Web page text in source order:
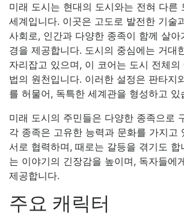
미래 도시는 현대의 도시와는 전혀 다른
세계입니다. 이곳은 고도로 발전한 기술
사회로, 인간과 다양한 종족이 함께 살
경을 제공합니다. 도시의 중심에는 거대
자리잡고 있으며, 이 코어는 도시 전체
법의 원천입니다. 이러한 설정은 판타지
를 허물어, 독특한 세계관을 형성하고 있
미래 도시의 주민들은 다양한 종족으로
각 종족은 고유한 능력과 문화를 가지고
서로 협력하며, 때로는 갈등을 겪기도 합
는 이야기의 긴장감을 높이며, 독자들에
제공합니다.
주요 캐릭터